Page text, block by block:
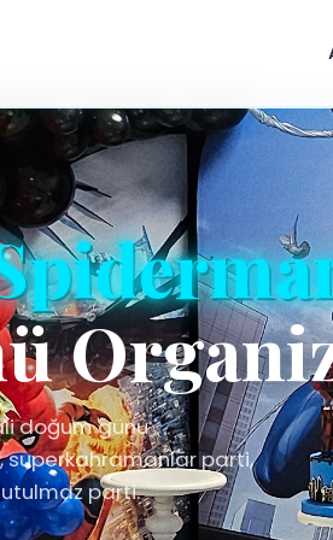
doğum günü
superkahramanlar parti,
parti.